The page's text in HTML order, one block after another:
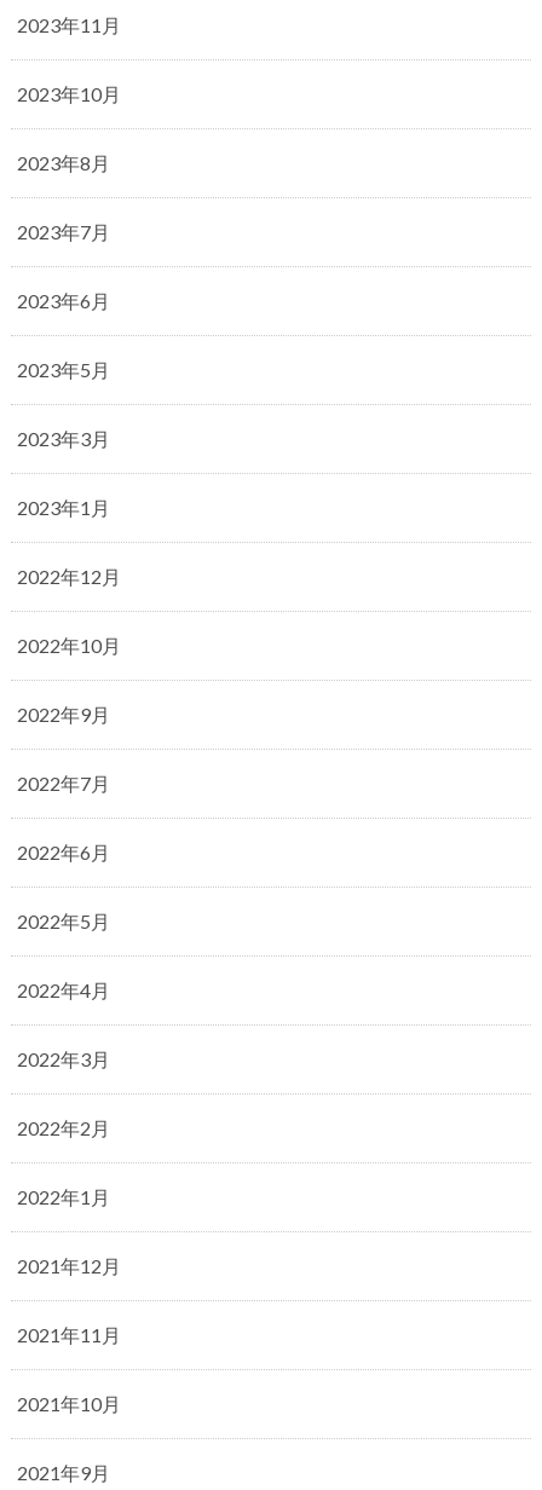
2023年11月
2023年10月
2023年8月
2023年7月
2023年6月
2023年5月
2023年3月
2023年1月
2022年12月
2022年10月
2022年9月
2022年7月
2022年6月
2022年5月
2022年4月
2022年3月
2022年2月
2022年1月
2021年12月
2021年11月
2021年10月
2021年9月